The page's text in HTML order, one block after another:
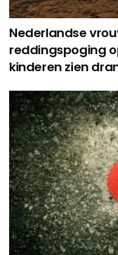
Nederlandse
reddingspoging
kinderen zien